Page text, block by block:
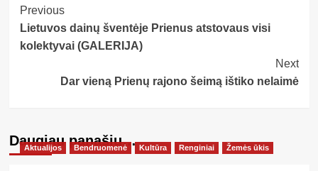
Post
Navigation
Previous
Lietuvos dainų šventėje Prienus atstovaus visi
kolektyvai (GALERIJA)
Next
Dar vieną Prienų rajono šeimą ištiko nelaimė
Daugiau panašių…
Aktualijos Bendruomenė Kultūra Renginiai Žemės ūkis